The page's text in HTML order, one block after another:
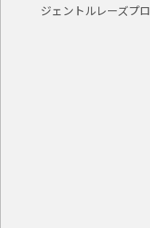
ジェントルレーズプロ